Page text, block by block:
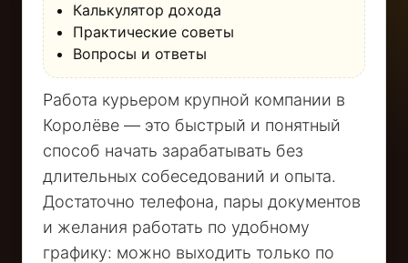
Калькулятор дохода
Практические советы
Вопросы и ответы
Работа курьером крупной компании в
Королёве — это быстрый и понятный
способ начать зарабатывать без
длительных собеседований и опыта.
Достаточно телефона, пары документов
и желания работать по удобному
графику: можно выходить только по